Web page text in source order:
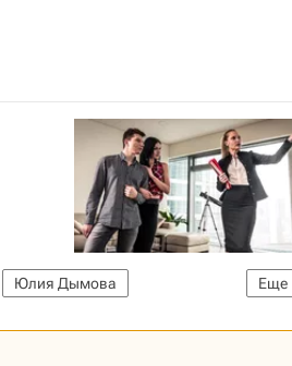
Еще
Юлия Дымова